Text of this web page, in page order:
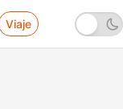
Viaje